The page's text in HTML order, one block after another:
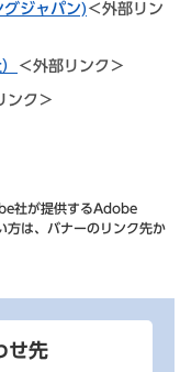
ジャパン)＜外部リン
＜外部リンク＞
ンク＞
社が提供するAdobe
は、バナーのリンク先か
せ先